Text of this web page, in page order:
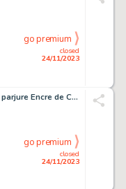
closed
24/11/2023
go premium
Le sang noir - L'ombre du parjure Encre de Chine sur...
closed
24/11/2023
go premium